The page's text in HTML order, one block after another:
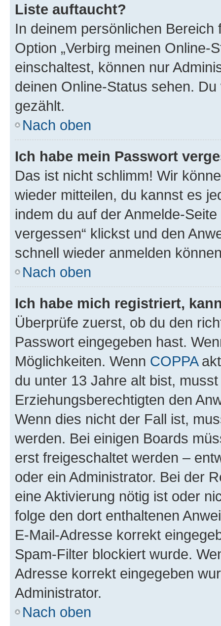
Liste auftaucht?
In deinem persönlichen
Option „Verbirg meinen Online-
einschaltest, können nur
deinen Online-Status sehen.
gezählt.
Nach oben
Ich habe mein Passwort
Das ist nicht schlimm! Wir
wieder mitteilen, du kannst es
indem du auf der Anmelde-
vergessen“ klickst und den
schnell wieder anmelden
Nach oben
Ich habe mich registriert,
Überprüfe zuerst, ob du den
Passwort eingegeben hast.
Möglichkeiten. Wenn COPPA
du unter 13 Jahre alt bist,
Erziehungsberechtigten den
Wenn dies nicht der Fall ist,
werden. Bei einigen Boards
erst freigeschaltet werden –
oder ein Administrator. Bei der
eine Aktivierung nötig ist oder
folge den dort enthaltenen
E-Mail-Adresse korrekt
Spam-Filter blockiert wurde.
Adresse korrekt eingegeben
Administrator.
Nach oben